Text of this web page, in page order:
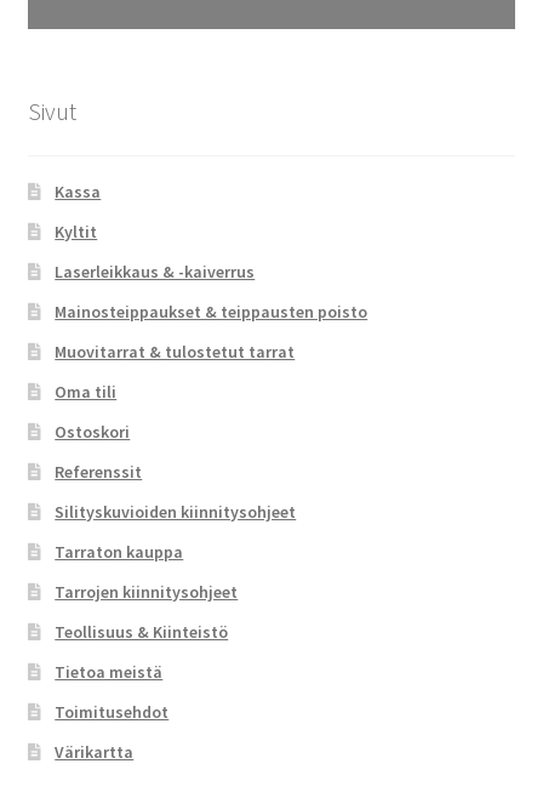
Sivut
Kassa
Kyltit
Laserleikkaus & -kaiverrus
Mainosteippaukset & teippausten poisto
Muovitarrat & tulostetut tarrat
Oma tili
Ostoskori
Referenssit
Silityskuvioiden kiinnitysohjeet
Tarraton kauppa
Tarrojen kiinnitysohjeet
Teollisuus & Kiinteistö
Tietoa meistä
Toimitusehdot
Värikartta